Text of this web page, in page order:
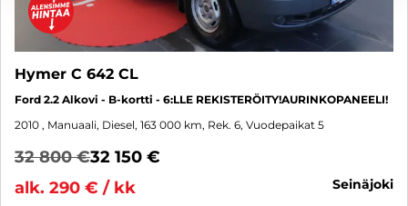
Hymer C 642 CL
Ford 2.2 Alkovi - B-kortti - 6:LLE REKISTERÖITY!AURINKOPANEELI!
2010 , Manuaali, Diesel, 163 000 km, Rek. 6, Vuodepaikat 5
32 800 €32 150 €
alk. 290 € / kk
seinäjoki